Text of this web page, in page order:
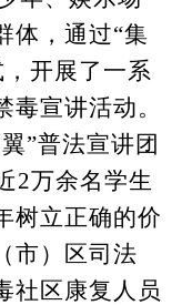
体，通过“集
开展了一系
宣讲活动。
”普法宣讲团
2万余名学生
树立正确的价
市）区司法
社区康复人员